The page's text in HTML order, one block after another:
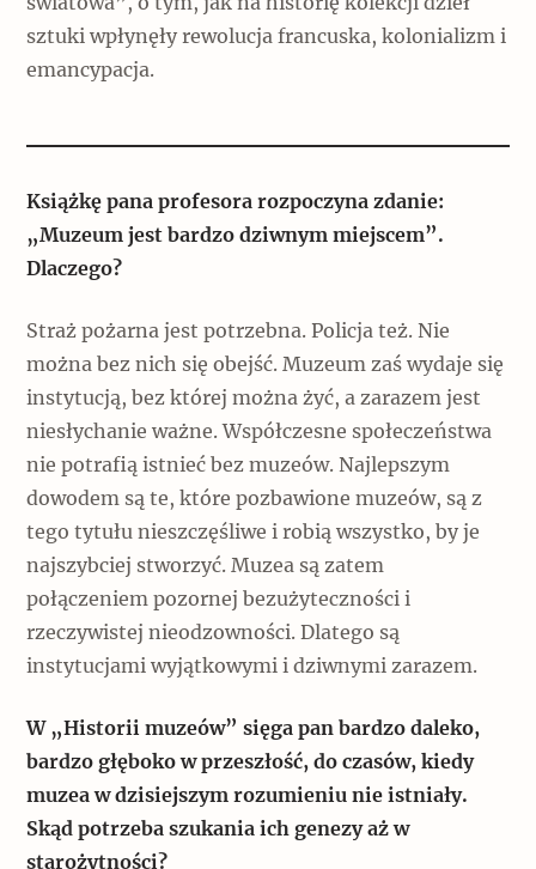
Popularne
Popularne
Zabytek niejedno ma imię
Popularne
Niewykonalne? Nie dla Wawelu
Archeologia
Popularne
Szyb pierwszej windy w Warszawie
Świat
światowa”, o tym, jak na historię kolekcji dzieł
sztuki wpłynęły rewolucja francuska, kolonializm i
emancypacja.
Książkę pana profesora rozpoczyna zdanie:
„Muzeum jest bardzo dziwnym miejscem”.
Dlaczego?
Straż pożarna jest potrzebna. Policja też. Nie
można bez nich się obejść. Muzeum zaś wydaje się
instytucją, bez której można żyć, a zarazem jest
niesłychanie ważne. Współczesne społeczeństwa
nie potrafią istnieć bez muzeów. Najlepszym
dowodem są te, które pozbawione muzeów, są z
tego tytułu nieszczęśliwe i robią wszystko, by je
najszybciej stworzyć. Muzea są zatem
połączeniem pozornej bezużyteczności i
rzeczywistej nieodzowności. Dlatego są
instytucjami wyjątkowymi i dziwnymi zarazem.
W „Historii muzeów” sięga pan bardzo daleko,
bardzo głęboko w przeszłość, do czasów, kiedy
muzea w dzisiejszym rozumieniu nie istniały.
Skąd potrzeba szukania ich genezy aż w
starożytności?